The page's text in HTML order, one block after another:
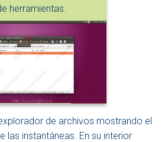
herramientas.
de archivos mostrando el
las instantáneas. En su interior